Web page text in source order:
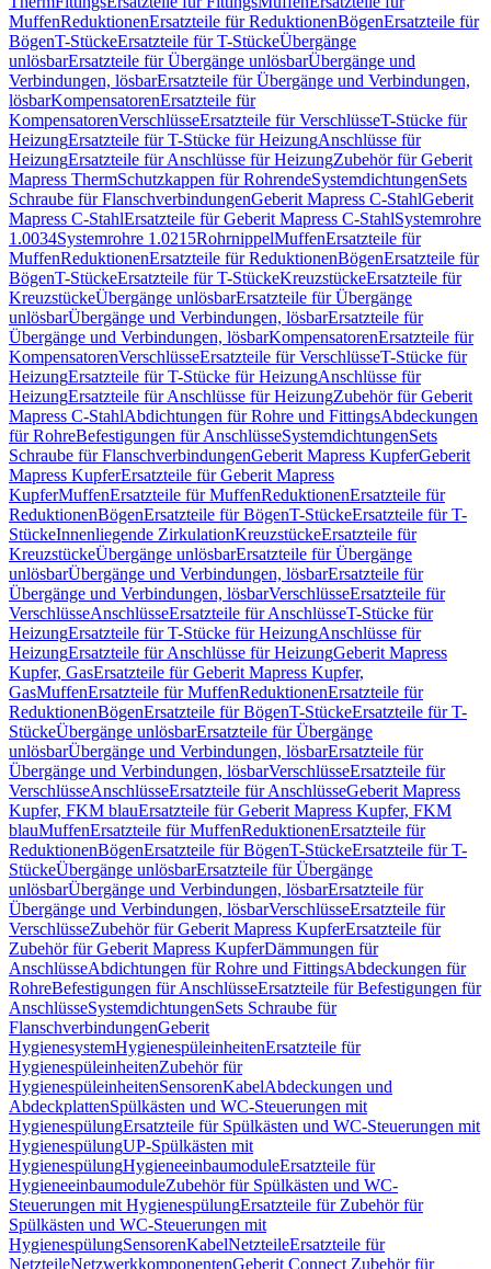
MuffenReduktionenErsatzteile für ReduktionenBögenErsatzteile für
BögenT-StückeErsatzteile für T-StückeÜbergänge
unlösbarErsatzteile für Übergänge unlösbarÜbergänge und
Verbindungen, lösbarErsatzteile für Übergänge und Verbindungen,
lösbarKompensatorenErsatzteile für
KompensatorenVerschlüsseErsatzteile für VerschlüsseT-Stücke für
HeizungErsatzteile für T-Stücke für HeizungAnschlüsse für
HeizungErsatzteile für Anschlüsse für HeizungZubehör für Geberit
Mapress ThermSchutzkappen für RohrendeSystemdichtungenSets
Schraube für FlanschverbindungenGeberit Mapress C-StahlGeberit
Mapress C-StahlErsatzteile für Geberit Mapress C-StahlSystemrohre
1.0034Systemrohre 1.0215RohrnippelMuffenErsatzteile für
MuffenReduktionenErsatzteile für ReduktionenBögenErsatzteile für
BögenT-StückeErsatzteile für T-StückeKreuzstückeErsatzteile für
KreuzstückeÜbergänge unlösbarErsatzteile für Übergänge
unlösbarÜbergänge und Verbindungen, lösbarErsatzteile für
Übergänge und Verbindungen, lösbarKompensatorenErsatzteile für
KompensatorenVerschlüsseErsatzteile für VerschlüsseT-Stücke für
HeizungErsatzteile für T-Stücke für HeizungAnschlüsse für
HeizungErsatzteile für Anschlüsse für HeizungZubehör für Geberit
Mapress C-StahlAbdichtungen für Rohre und FittingsAbdeckungen
für RohreBefestigungen für AnschlüsseSystemdichtungenSets
Schraube für FlanschverbindungenGeberit Mapress KupferGeberit
Mapress KupferErsatzteile für Geberit Mapress
KupferMuffenErsatzteile für MuffenReduktionenErsatzteile für
ReduktionenBögenErsatzteile für BögenT-StückeErsatzteile für T-
StückeInnenliegende ZirkulationKreuzstückeErsatzteile für
KreuzstückeÜbergänge unlösbarErsatzteile für Übergänge
unlösbarÜbergänge und Verbindungen, lösbarErsatzteile für
Übergänge und Verbindungen, lösbarVerschlüsseErsatzteile für
VerschlüsseAnschlüsseErsatzteile für AnschlüsseT-Stücke für
HeizungErsatzteile für T-Stücke für HeizungAnschlüsse für
HeizungErsatzteile für Anschlüsse für HeizungGeberit Mapress
Kupfer, GasErsatzteile für Geberit Mapress Kupfer,
GasMuffenErsatzteile für MuffenReduktionenErsatzteile für
ReduktionenBögenErsatzteile für BögenT-StückeErsatzteile für T-
StückeÜbergänge unlösbarErsatzteile für Übergänge
unlösbarÜbergänge und Verbindungen, lösbarErsatzteile für
Übergänge und Verbindungen, lösbarVerschlüsseErsatzteile für
VerschlüsseAnschlüsseErsatzteile für AnschlüsseGeberit Mapress
Kupfer, FKM blauErsatzteile für Geberit Mapress Kupfer, FKM
blauMuffenErsatzteile für MuffenReduktionenErsatzteile für
ReduktionenBögenErsatzteile für BögenT-StückeErsatzteile für T-
StückeÜbergänge unlösbarErsatzteile für Übergänge
unlösbarÜbergänge und Verbindungen, lösbarErsatzteile für
Übergänge und Verbindungen, lösbarVerschlüsseErsatzteile für
VerschlüsseZubehör für Geberit Mapress KupferErsatzteile für
Zubehör für Geberit Mapress KupferDämmungen für
AnschlüsseAbdichtungen für Rohre und FittingsAbdeckungen für
RohreBefestigungen für AnschlüsseErsatzteile für Befestigungen für
AnschlüsseSystemdichtungenSets Schraube für
FlanschverbindungenGeberit
HygienesystemHygienespüleinheitenErsatzteile für
HygienespüleinheitenZubehör für
HygienespüleinheitenSensorenKabelAbdeckungen und
AbdeckplattenSpülkästen und WC-Steuerungen mit
HygienespülungErsatzteile für Spülkästen und WC-Steuerungen mit
HygienespülungUP-Spülkästen mit
HygienespülungHygieneeinbaumoduleErsatzteile für
HygieneeinbaumoduleZubehör für Spülkästen und WC-
Steuerungen mit HygienespülungErsatzteile für Zubehör für
Spülkästen und WC-Steuerungen mit
HygienespülungSensorenKabelNetzteileErsatzteile für
NetzteileNetzwerkkomponentenGeberit Connect Zubehör für